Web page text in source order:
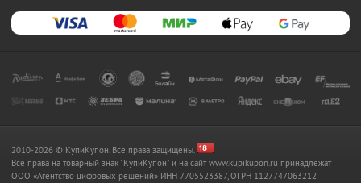
2010-2026 © КупиКупон. Все права защищены.
Все права на товарный знак "КупиКупон" и на сайт www.kupikupon.ru принадлежат
OOO «Агентство цифровых решений» ИНН 7705523387, ОГРН 1127747063212